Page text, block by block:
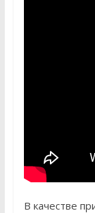
В качестве